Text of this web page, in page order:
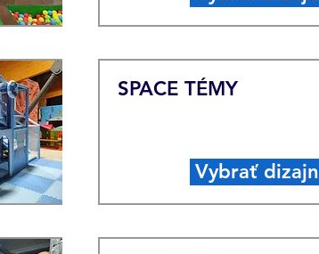
SPACE TÉMY
Vybrať dizajn